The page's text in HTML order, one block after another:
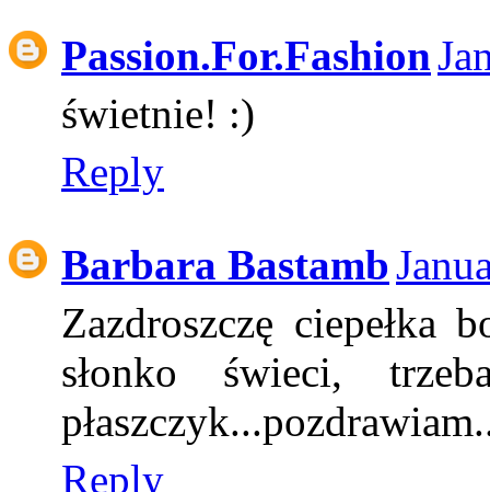
Passion.For.Fashion
świetnie! :)
Reply
Barbara Bastamb
Zazdroszczę
słonko świeci,
Reply